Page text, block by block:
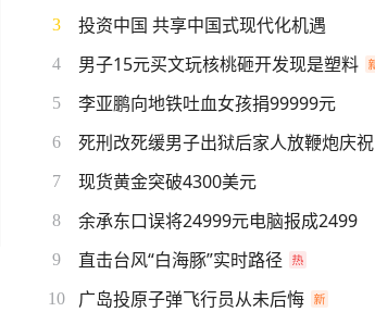
3 投资中国 共享中国式现代化机遇
4 男子15元买文玩核桃砸开发现是塑料
5 李亚鹏向地铁吐血女孩捐99999元
6 死刑改死缓男子出狱后家人放鞭炮庆祝
7 现货黄金突破4300美元
8 余承东口误将24999元电脑报成2499
9 直击台风“白海豚”实时路径
10 广岛投原子弹飞行员从未后悔